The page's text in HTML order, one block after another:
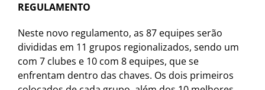
REGULAMENTO
Neste novo regulamento, as 87 equipes serão
divididas em 11 grupos regionalizados, sendo um
com 7 clubes e 10 com 8 equipes, que se
enfrentam dentro das chaves. Os dois primeiros